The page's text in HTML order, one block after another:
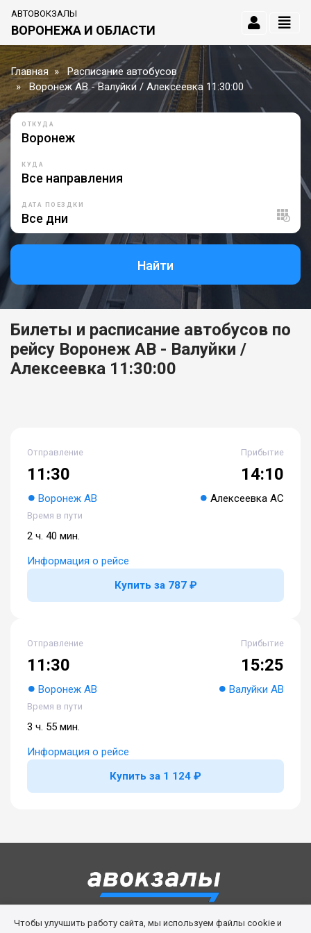
АВТОВОКЗАЛЫ
ВОРОНЕЖА И ОБЛАСТИ
Главная
Расписание автобусов
Воронеж АВ - Валуйки / Алексеевка 11:30:00
ОТКУДА
КУДА
ДАТА ПОЕЗДКИ
Найти
Билеты и расписание автобусов по
рейсу Воронеж АВ - Валуйки /
Алексеевка 11:30:00
Отправление
11:30
Воронеж АВ
Прибытие
14:10
Алексеевка АС
Время в пути
2 ч. 40 мин.
Информация о рейсе
Купить за 787 ₽
Отправление
11:30
Воронеж АВ
Прибытие
15:25
Валуйки АВ
Время в пути
3 ч. 55 мин.
Информация о рейсе
Купить за 1 124 ₽
Правила сервиса Политика cookies
Чтобы улучшить работу сайта, мы используем файлы cookie и